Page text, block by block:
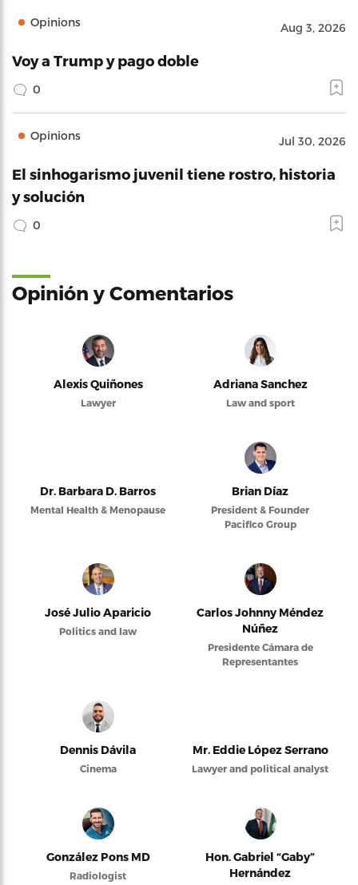
Opinions Aug 3, 2026
Voy a Trump y pago doble
0
Opinions Jul 30, 2026
El sinhogarismo juvenil tiene rostro, historia
y solución
0
Opinión y Comentarios
Alexis Quiñones
Lawyer
Adriana Sanchez
Law and sport
Dr. Barbara D. Barros
Mental Health & Menopause
Brian Díaz
President & Founder
Pacifico Group
José Julio Aparicio
Politics and law
Carlos Johnny Méndez
Núñez
Presidente Cámara de
Representantes
Dennis Dávila
Cinema
Mr. Eddie López Serrano
Lawyer and political analyst
González Pons MD
Radiologist
Hon. Gabriel “Gaby”
Hernández